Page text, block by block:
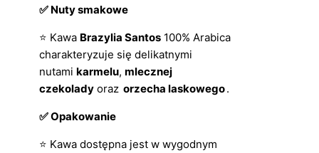
✅ Nuty smakowe
⭐ Kawa Brazylia Santos 100% Arabica
charakteryzuje się delikatnymi
nutami karmelu, mlecznej
czekolady oraz orzecha laskowego.
✅ Opakowanie
⭐ Kawa dostępna jest w wygodnym